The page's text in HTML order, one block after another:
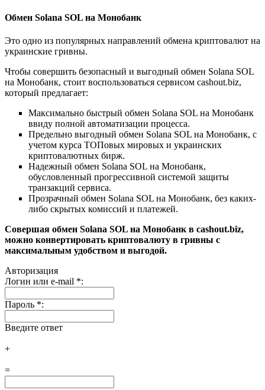
Обмен Solana SOL на Монобанк
Это одно из популярных направлений обмена криптовалют на
украинские гривны.
Чтобы совершить безопасный и выгодный обмен Solana SOL
на Монобанк, стоит воспользоваться сервисом cashout.biz,
который предлагает:
Максимально быстрый обмен Solana SOL на Монобанк
ввиду полной автоматизации процесса.
Предельно выгодный обмен Solana SOL на Монобанк, с
учетом курса ТОПовых мировых и украинских
криптовалютных бирж.
Надежный обмен Solana SOL на Монобанк,
обусловленный прогрессивной системой защиты
транзакций сервиса.
Прозрачный обмен Solana SOL на Монобанк, без каких-
либо скрытых комиссий и платежей.
Совершая обмен Solana SOL на Монобанк в cashout.biz,
можно конвертировать криптовалюту в гривны с
максимальным удобством и выгодой.
Авторизация
Логин или e-mail *:
Пароль *:
Введите ответ
+
=